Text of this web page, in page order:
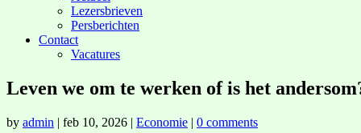
Lezersbrieven
Persberichten
Contact
Vacatures
Leven we om te werken of is het
by admin | feb 10, 2026 | Economie | 0 comments